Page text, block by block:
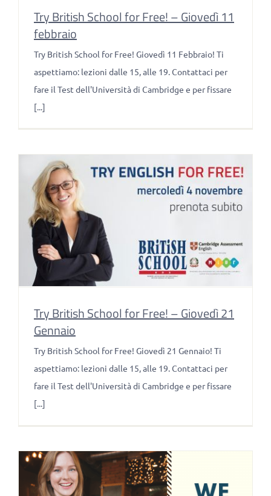
Try British School for Free! – Giovedì 11
febbraio
Try British School for Free! Giovedì 11 Febbraio! Ti
aspettiamo: lezioni dalle 15, alle 19. Contattaci per
fare il Test dell'Università di Cambridge e per fissare
[...]
Try British School for Free! – Giovedì 21
Gennaio
Try British School for Free! Giovedì 21 Gennaio! Ti
aspettiamo: lezioni dalle 15, alle 19. Contattaci per
fare il Test dell'Università di Cambridge e per fissare
[...]